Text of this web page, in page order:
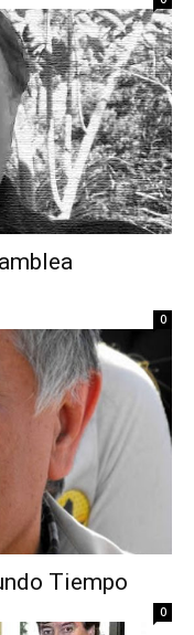
0
Tiempo
0